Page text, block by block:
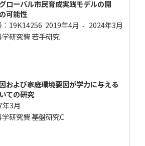
ローバル市民育成実践モデルの開
可能性
19K14256 2019年4月 - 2024年3月
研究費 若手研究
および家庭環境要因が学力に与える
ての研究
年3月
研究費 基盤研究C